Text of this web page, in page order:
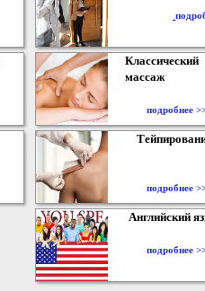
Классический
массаж
подробнее
подробнее
Английский
подробнее